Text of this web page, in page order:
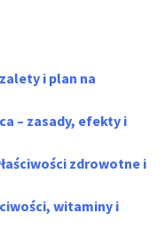
i plan na
– zasady, efekty i
zdrowotne i
witaminy i